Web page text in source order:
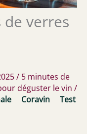
de verres
/ 5 minutes de
déguster le vin /
Coravin
Test